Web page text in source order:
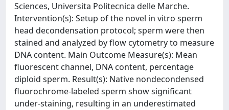
Sciences, Universita Politecnica delle Marche.
Intervention(s): Setup of the novel in vitro sperm
head decondensation protocol; sperm were then
stained and analyzed by flow cytometry to measure
DNA content. Main Outcome Measure(s): Mean
fluorescent channel, DNA content, percentage
diploid sperm. Result(s): Native nondecondensed
fluorochrome-labeled sperm show significant
under-staining, resulting in an underestimated